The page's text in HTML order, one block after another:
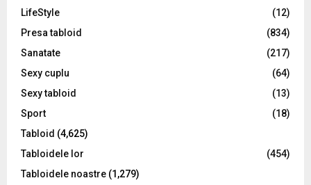
LifeStyle
(12)
Presa tabloid
(834)
Sanatate
(217)
Sexy cuplu
(64)
Sexy tabloid
(13)
Sport
(18)
Tabloid (4,625)
Tabloidele lor
(454)
Tabloidele noastre (1,279)